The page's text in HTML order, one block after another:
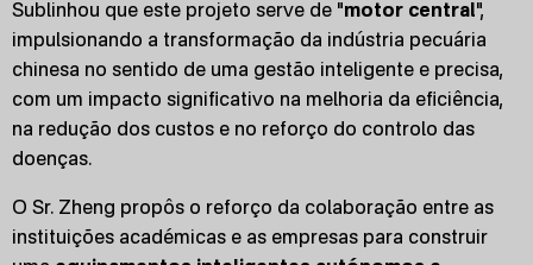
Sublinhou que este projeto serve de "motor central",
impulsionando a transformação da indústria pecuária
chinesa no sentido de uma gestão inteligente e precisa,
com um impacto significativo na melhoria da eficiência,
na redução dos custos e no reforço do controlo das
doenças.
O Sr. Zheng propôs o reforço da colaboração entre as
instituições académicas e as empresas para construir